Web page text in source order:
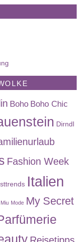
Boho Boho Chic
Dirndl
Fashion Week
Italien
Mode My Secret